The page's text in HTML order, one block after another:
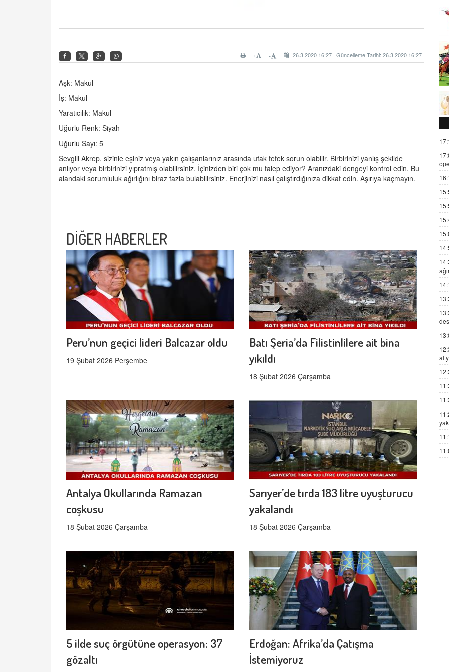
26.3.2020 16:27 | Güncelleme Tarihi: 26.3.2020 16:27
-
+
Aşk: Makul
İş: Makul
Yaratıcılık: Makul
Uğurlu Renk: Siyah
Uğurlu Sayı: 5
Sevgili Akrep, sizinle eşiniz veya yakın çalışanlarınız arasında ufak tefek sorun olabilir. Birbirinizi yanlış şekilde
anlıyor veya birbirinizi yıpratmış olabilirsiniz. İçinizden biri çok mu talep ediyor? Aranızdaki dengeyi kontrol edin. Bu
alandaki sorumluluk ağırlığını biraz fazla bulabilirsiniz. Enerjinizi nasıl çalıştırdığınıza dikkat edin. Aşırıya kaçmayın.
DİĞER HABERLER
Peru’nun geçici lideri Balcazar oldu
19 Şubat 2026 Perşembe
Batı Şeria’da Filistinlilere ait bina
yıkıldı
18 Şubat 2026 Çarşamba
Antalya Okullarında Ramazan
coşkusu
18 Şubat 2026 Çarşamba
Sarıyer’de tırda 183 litre uyuşturucu
yakalandı
18 Şubat 2026 Çarşamba
5 ilde suç örgütüne operasyon: 37
gözaltı
Erdoğan: Afrika’da Çatışma
İstemiyoruz